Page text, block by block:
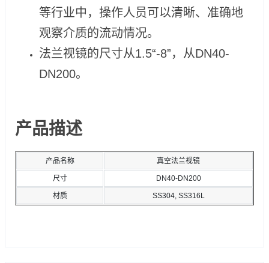
等行业中，操作人员可以清晰、准确地
观察介质的流动情况。
法兰视镜的尺寸从1.5“-8”，从DN40-
DN200。
产品描述
产品名称 真空法兰视镜
尺寸 DN40-DN200
材质 SS304, SS316L